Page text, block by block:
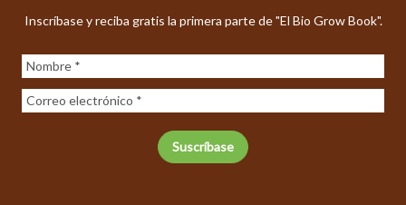
Inscríbase y reciba gratis la primera parte de "El Bio Grow Book".